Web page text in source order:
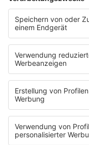
STARTSEITE
SERVICE
Kontakt
Newsletter
Jobs & Praktika